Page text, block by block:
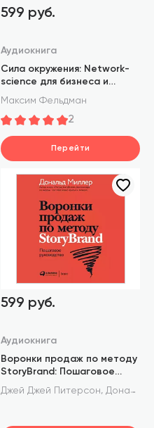
599 руб.
Аудиокнига
Сила окружения: Network-
science для бизнеса и
дружбы
Максим Фельдман
2
Перейти
599 руб.
Аудиокнига
Воронки продаж по методу
StoryBrand: Пошаговое
руководство
Джей Джей Питерсон, Дональд Миллер